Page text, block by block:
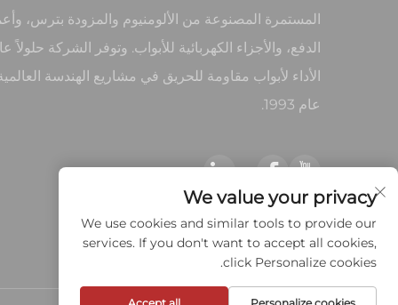
المستمرة المصنوعة من الألومنيوم والمزودة بترس،
الدفع، والأجزاء الكهربائية للأبواب. وتوفر الشركة حلولاً
الأداء لأبواب مقاومة للحريق في مشاريع الهندسة
عام 1993.
We value your privacy
We use cookies and similar tools to provide our
services. If you don't want to accept all cookies,
click Personalize cookies.